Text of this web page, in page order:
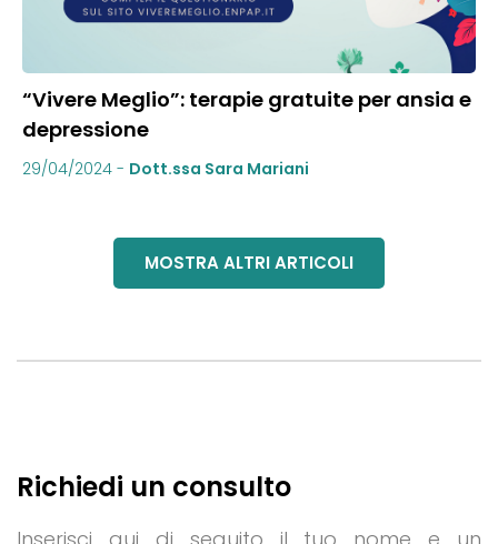
“Vivere Meglio”: terapie gratuite per ansia e
depressione
29/04/2024 - Dott.ssa Sara Mariani
MOSTRA ALTRI ARTICOLI
Richiedi un consulto